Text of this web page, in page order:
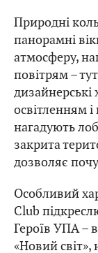
Природні
панорамні
атмосферу,
повітрям –
освітленням
нагадують
закрита
дозволяє
Особливий
Club
Героїв УПА – в
«Новий світ»,